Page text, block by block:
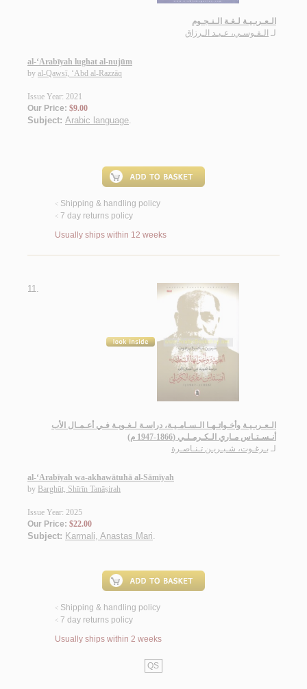
الـعـربـيـة لـغـة الـنـجـوم
لـ الـقـوسـي، عـبـد الـرزاق
al-‘Arabīyah lughat al-nujūm
by al-Qawsī, ‘Abd al-Razzāq
Issue Year: 2021
Our Price: $9.00
Subject: Arabic language.
< Shipping & handling policy
< 7 day returns policy
Usually ships within 12 weeks
11.
الـعـربـيـة وأخـواتـهـا الـسـامـيـة، دراسـة لـغـويـة فـي أعـمـال الأب
أنـسـتـاس مـاري الـكـرمـلـي (1866-1947 م)
لـ بـرغـوت، شـيـريـن تـنـاصـرة
al-‘Arabīyah wa-akhawātuhā al-Sāmīyah
by Barghūt, Shīrīn Tanāṣirah
Issue Year: 2025
Our Price: $22.00
Subject: Karmali, Anastas Mari.
< Shipping & handling policy
< 7 day returns policy
Usually ships within 2 weeks
QS